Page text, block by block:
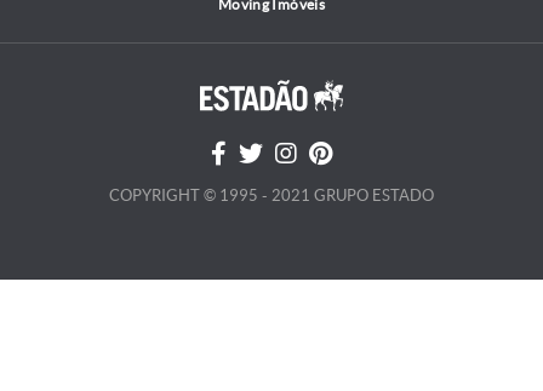
Moving Imóveis
COPYRIGHT © 1995 - 2021 GRUPO ESTADO